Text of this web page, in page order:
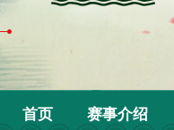
首页 赛事介绍